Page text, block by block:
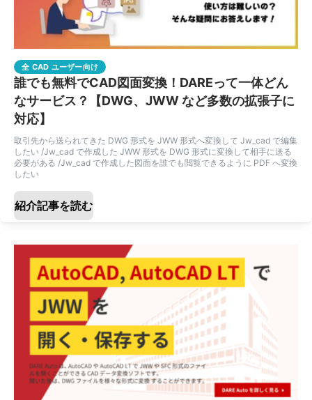
全 CAD ユーザー向け
誰でも無料でCAD図面変換！DAREって一体どん
なサービス？【DWG、JWW など多数の拡張子に
対応】
取引先から送られてきた DWG 形式を JWW 形式へ変換して Jw_cad で編集
したい /Jw_cad で作成した JWW 形式を DWG 形式に変換して相手に送る
必要がある /Jw_cad で作成した図面を誰でも閲覧できるように PDF へ変換
したい
紹介記事を読む